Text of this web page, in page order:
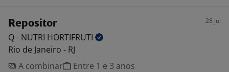
Repositor 28 jul
Q - NUTRI HORTIFRUTI
Rio de Janeiro - RJ
A combinar
Entre 1 e 3 anos